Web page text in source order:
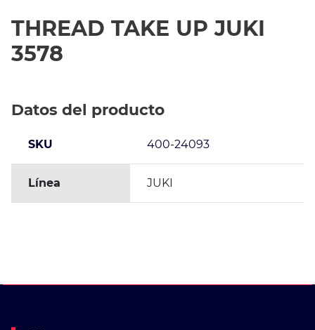
THREAD TAKE UP JUKI
3578
Datos del producto
SKU 400-24093
Línea JUKI